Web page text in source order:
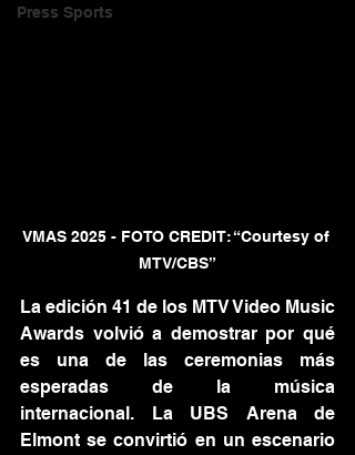
Press Sports
VMAS 2025 - FOTO CREDIT: “Courtesy of
MTV/CBS”
La edición 41 de los MTV Video Music
Awards volvió a demostrar por qué
es una de las ceremonias más
esperadas de la música
internacional. La UBS Arena de
Elmont se convirtió en un escenario